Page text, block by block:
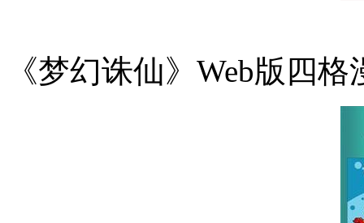
《梦幻诛仙》Web版四